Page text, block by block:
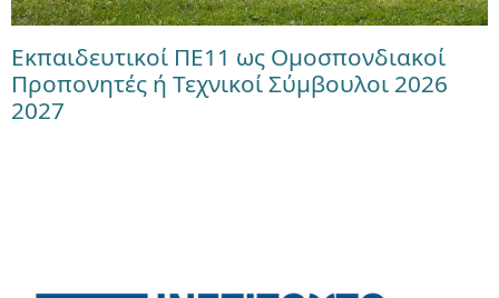
Εκπαιδευτικοί ΠΕ11 ως Ομοσπονδιακοί
Προπονητές ή Τεχνικοί Σύμβουλοι 2026
2027